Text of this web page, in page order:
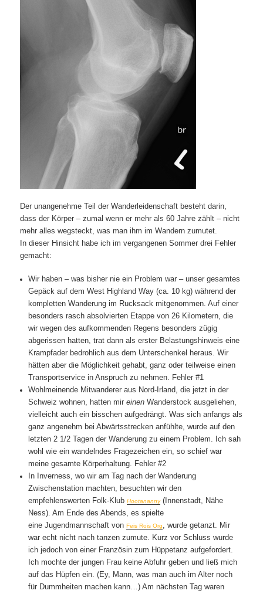
Der unangenehme Teil der Wanderleidenschaft besteht darin,
dass der Körper – zumal wenn er mehr als 60 Jahre zählt – nicht
mehr alles wegsteckt, was man ihm im Wandern zumutet.
In dieser Hinsicht habe ich im vergangenen Sommer drei Fehler
gemacht:
Wir haben – was bisher nie ein Problem war – unser gesamtes
Gepäck auf dem West Highland Way (ca. 10 kg) während der
kompletten Wanderung im Rucksack mitgenommen. Auf einer
besonders rasch absolvierten Etappe von 26 Kilometern, die
wir wegen des aufkommenden Regens besonders zügig
abgerissen hatten, trat dann als erster Belastungshinweis eine
Krampfader bedrohlich aus dem Unterschenkel heraus. Wir
hätten aber die Möglichkeit gehabt, ganz oder teilweise einen
Transportservice in Anspruch zu nehmen. Fehler #1
Wohlmeinende Mitwanderer aus Nord-Irland, die jetzt in der
Schweiz wohnen, hatten mir einenWanderstock ausgeliehen,
vielleicht auch ein bisschen aufgedrängt. Was sich anfangs als
ganz angenehm bei Abwärtsstrecken anfühlte, wurde auf den
letzten 2 1/2 Tagen der Wanderung zu einem Problem. Ich sah
wohl wie ein wandelndes Fragezeichen ein, so schief war
meine gesamte Körperhaltung. Fehler #2
In Inverness, wo wir am Tag nach der Wanderung
Zwischenstation machten, besuchten wir den
empfehlenswerten Folk-Klub Hootananny(Innenstadt, Nähe
Ness). Am Ende des Abends, es spielte
eine Jugendmannschaft von Feis Rois Org, wurde getanzt. Mir
war echt nicht nach tanzen zumute. Kurz vor Schluss wurde
ich jedoch von einer Französin zum Hüppetanz aufgefordert.
Ich mochte der jungen Frau keine Abfuhr geben und ließ mich
auf das Hüpfen ein. (Ey, Mann, was man auch im Alter noch
für Dummheiten machen kann…) Am nächsten Tag waren